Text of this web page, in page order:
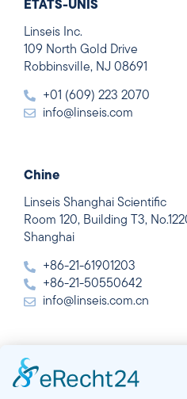
ÉTATS-UNIS
Linseis Inc.
109 North Gold Drive
Robbinsville, NJ 08691
+01 (609) 223 2070
info@linseis.com
Chine
Linseis Shanghai Scientific
Room 120, Building T3,
Shanghai
+86-21-61901203
+86-21-50550642
info@linseis.com.cn
Inde
Linseis Thermal Analysis India